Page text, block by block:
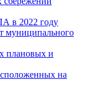
в 2022 году
муниципального
плановых и
на